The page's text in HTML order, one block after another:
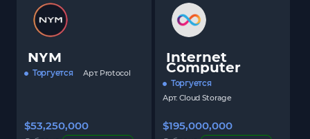
NYM
Торгуется Арт. Protocol
$53,250,000
Internet
Computer
Торгуется
Арт. Cloud Storage
$195,000,000